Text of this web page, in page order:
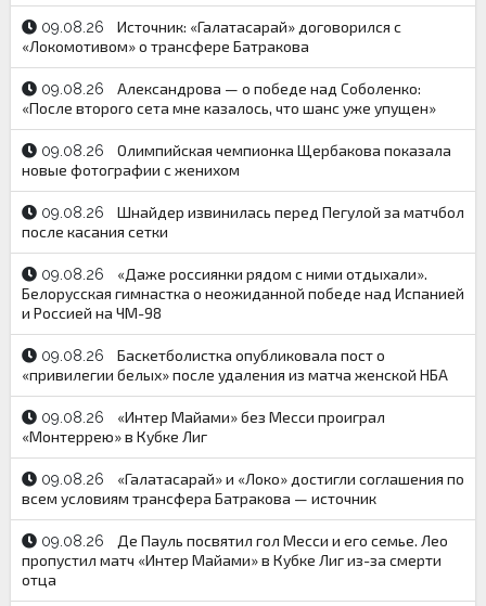
09.08.26
Источник: «Галатасарай» договорился с
«Локомотивом» о трансфере Батракова
09.08.26
Александрова — о победе над Соболенко:
«После второго сета мне казалось, что шанс уже упущен»
09.08.26
Олимпийская чемпионка Щербакова показала
новые фотографии с женихом
09.08.26
Шнайдер извинилась перед Пегулой за матчбол
после касания сетки
09.08.26
«Даже россиянки рядом с ними отдыхали».
Белорусская гимнастка о неожиданной победе над Испанией
и Россией на ЧМ-98
09.08.26
Баскетболистка опубликовала пост о
«привилегии белых» после удаления из матча женской НБА
09.08.26
«Интер Майами» без Месси проиграл
«Монтеррею» в Кубке Лиг
09.08.26
«Галатасарай» и «Локо» достигли соглашения по
всем условиям трансфера Батракова — источник
09.08.26
Де Пауль посвятил гол Месси и его семье. Лео
пропустил матч «Интер Майами» в Кубке Лиг из-за смерти
отца